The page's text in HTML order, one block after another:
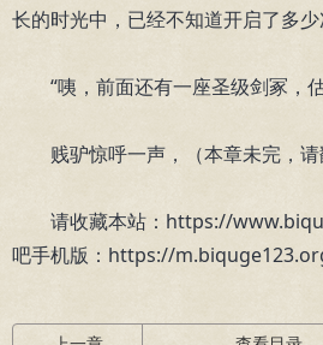
长的时光中，已经不知道开启了多少
“咦，前面还有一座圣级剑冢，
贱驴惊呼一声，（本章未完，请
请收藏本站：https://
吧手机版：https://